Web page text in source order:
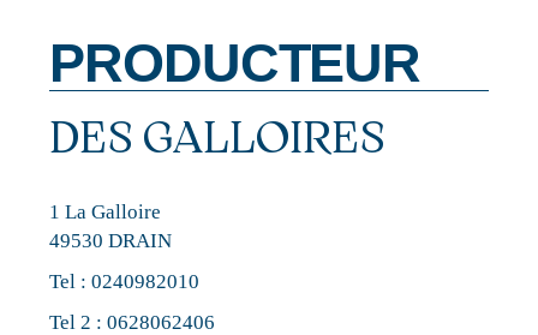
PRODUCTEUR
DES GALLOIRES
1 La Galloire
49530 DRAIN
Tel :0240982010
Tel 2 :0628062406